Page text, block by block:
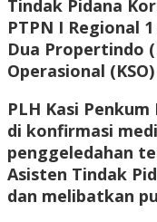
Tindak Pidana
PTPN I Regional
Dua Propertindo
Operasional
PLH Kasi
di konfirmasi
penggeledahan
Asisten Tindak
dan melibatkan